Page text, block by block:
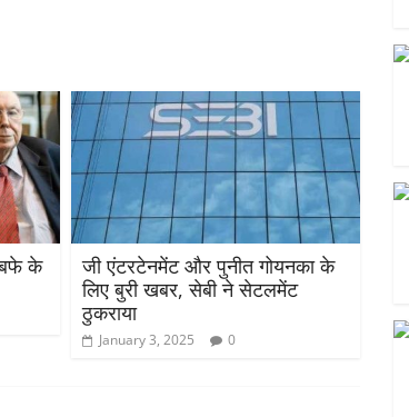
बफे के
जी एंटरटेनमेंट और पुनीत गोयनका के
लिए बुरी खबर, सेबी ने सेटलमेंट
ठुकराया
January 3, 2025 0